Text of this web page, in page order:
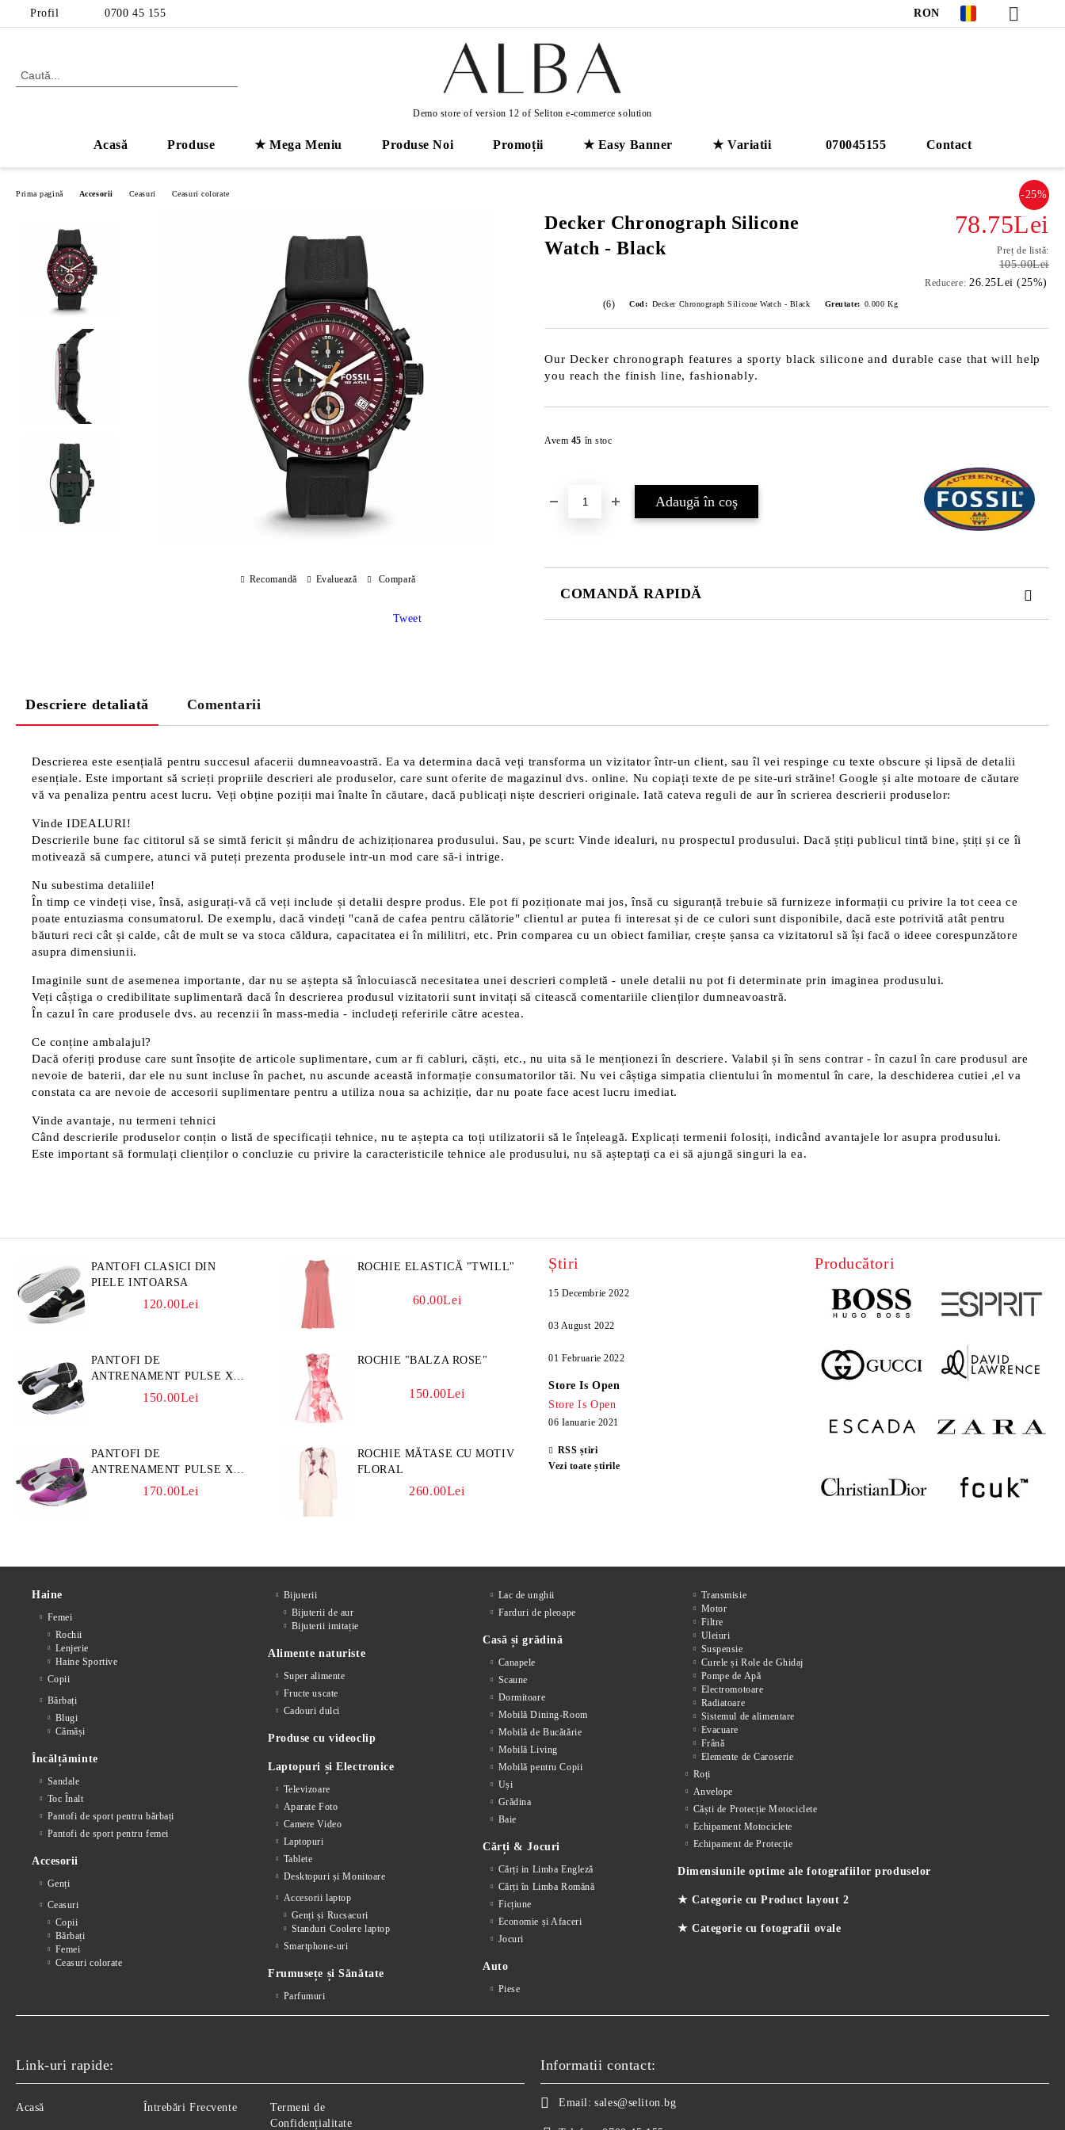
Profil 0700 45 155 RON
Demo store of version 12 of Seliton e-commerce solution
Acasă Produse ★ Mega Meniu Produse Noi Promoții ★ Easy Banner ★ Variatii 070045155 Contact
Prima pagină Accesorii Ceasuri Ceasuri colorate
Decker Chronograph Silicone
Watch - Black
-25%
78.75Lei
Preț de listă:
105.00Lei
Reducere: 26.25Lei (25%)
(6) Cod: Decker Chronograph Silicone Watch - Black Greutate: 0.000 Kg
Our Decker chronograph features a sporty black silicone and durable case that will help
you reach the finish line, fashionably.
Avem 45 în stoc
COMANDĂ RAPIDĂ
Recomandă Evaluează Compară
Tweet
Descriere detaliată Comentarii
Descrierea este esențială pentru succesul afacerii dumneavoastră. Ea va determina dacă veți transforma un vizitator într-un client, sau îl vei respinge cu texte obscure și lipsă de detalii
esențiale. Este important să scrieți propriile descrieri ale produselor, care sunt oferite de magazinul dvs. online. Nu copiați texte de pe site-uri străine! Google și alte motoare de căutare
vă va penaliza pentru acest lucru. Veți obține poziții mai înalte în căutare, dacă publicați niște descrieri originale. Iată cateva reguli de aur în scrierea descrierii produselor:
Vinde IDEALURI!
Descrierile bune fac cititorul să se simtă fericit și mândru de achiziționarea produsului. Sau, pe scurt: Vinde idealuri, nu prospectul produsului. Dacă știți publicul tintă bine, știți și ce îi
motivează să cumpere, atunci vă puteți prezenta produsele intr-un mod care să-i intrige.
Nu subestima detaliile!
În timp ce vindeți vise, însă, asigurați-vă că veți include și detalii despre produs. Ele pot fi poziționate mai jos, însă cu siguranță trebuie să furnizeze informații cu privire la tot ceea ce
poate entuziasma consumatorul. De exemplu, dacă vindeți "cană de cafea pentru călătorie" clientul ar putea fi interesat și de ce culori sunt disponibile, dacă este potrivită atât pentru
băuturi reci cât și calde, cât de mult se va stoca căldura, capacitatea ei în mililitri, etc. Prin comparea cu un obiect familiar, crește șansa ca vizitatorul să își facă o ideee corespunzătore
asupra dimensiunii.
Imaginile sunt de asemenea importante, dar nu se aștepta să înlocuiască necesitatea unei descrieri completă - unele detalii nu pot fi determinate prin imaginea produsului.
Veți câștiga o credibilitate suplimentară dacă în descrierea produsul vizitatorii sunt invitați să citească comentariile clienților dumneavoastră.
În cazul în care produsele dvs. au recenzii în mass-media - includeți referirile către acestea.
Ce conține ambalajul?
Dacă oferiți produse care sunt însoțite de articole suplimentare, cum ar fi cabluri, căști, etc., nu uita să le menționezi în descriere. Valabil și în sens contrar - în cazul în care produsul are
nevoie de baterii, dar ele nu sunt incluse în pachet, nu ascunde această informație consumatorilor tăi. Nu vei câștiga simpatia clientului în momentul în care, la deschiderea cutiei ,el va
constata ca are nevoie de accesorii suplimentare pentru a utiliza noua sa achiziție, dar nu poate face acest lucru imediat.
Vinde avantaje, nu termeni tehnici
Când descrierile produselor conțin o listă de specificații tehnice, nu te aștepta ca toți utilizatorii să le înțeleagă. Explicați termenii folosiți, indicând avantajele lor asupra produsului.
Este important să formulați clienților o concluzie cu privire la caracteristicile tehnice ale produsului, nu să așteptați ca ei să ajungă singuri la ea.
PANTOFI CLASICI DIN
PIELE INTOARSA
120.00Lei
PANTOFI DE
ANTRENAMENT PULSE XT
150.00Lei
PANTOFI DE
ANTRENAMENT PULSE XT
170.00Lei
ROCHIE ELASTICĂ "TWILL"
60.00Lei
ROCHIE "BALZA ROSE"
150.00Lei
ROCHIE MĂTASE CU MOTIV
FLORAL
260.00Lei
Știri
15 Decembrie 2022
03 August 2022
01 Februarie 2022
Store Is Open
Store Is Open
06 Ianuarie 2021
RSS știri
Vezi toate știrile
Producători
Haine
Femei
Rochii
Lenjerie
Haine Sportive
Copii
Bărbați
Blugi
Cămăși
Încălțăminte
Sandale
Toc Înalt
Pantofi de sport pentru bărbați
Pantofi de sport pentru femei
Accesorii
Genți
Ceasuri
Copii
Bărbați
Femei
Ceasuri colorate
Bijuterii
Bijuterii de aur
Bijuterii imitație
Alimente naturiste
Super alimente
Fructe uscate
Cadouri dulci
Produse cu videoclip
Laptopuri și Electronice
Televizoare
Aparate Foto
Camere Video
Laptopuri
Tablete
Desktopuri și Monitoare
Accesorii laptop
Genți și Rucsacuri
Standuri Coolere laptop
Smartphone-uri
Frumusețe și Sănătate
Parfumuri
Lac de unghii
Farduri de pleoape
Casă și grădină
Canapele
Scaune
Dormitoare
Mobilă Dining-Room
Mobilă de Bucătărie
Mobilă Living
Mobilă pentru Copii
Uși
Grădina
Baie
Cărți & Jocuri
Cărți in Limba Engleză
Cărți în Limba Romănă
Ficțiune
Economie și Afaceri
Jocuri
Auto
Piese
Transmisie
Motor
Filtre
Uleiuri
Suspensie
Curele și Role de Ghidaj
Pompe de Apă
Electromotoare
Radiatoare
Sistemul de alimentare
Evacuare
Frână
Elemente de Caroserie
Roți
Anvelope
Căști de Protecție Motociclete
Echipament Motociclete
Echipament de Protecție
Dimensiunile optime ale fotografiilor produselor
★ Categorie cu Product layout 2
★ Categorie cu fotografii ovale
Link-uri rapide:
Acasă Întrebări Frecvente
Termeni de
Confidențialitate
Informatii contact:
Email: sales@seliton.bg